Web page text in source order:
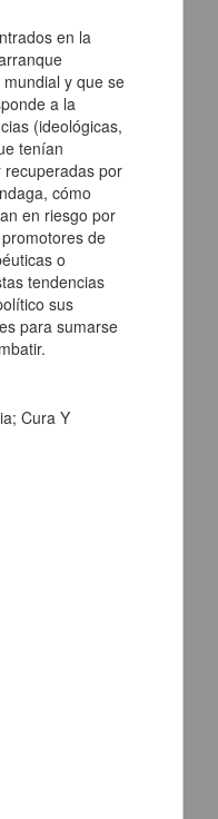
ECONÓMICO
Fernando; Aldama
José; Camacho
Lemus Vargas, David;
Juárez, Kenia; Ortega
Fernanda - Facultad
en la
y que se
a la
(ideológicas,
tenían
recuperadas por
cómo
en riesgo por
de
o
tendencias
sus
para sumarse
Cura Y